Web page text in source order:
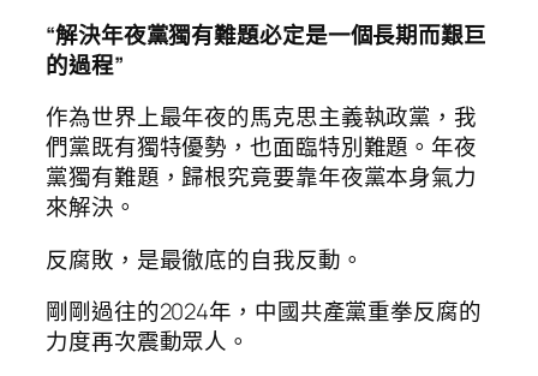
“解決年夜黨獨有難題必定是一個長期而艱巨
的過程”
作為世界上最年夜的馬克思主義執政黨，我
們黨既有獨特優勢，也面臨特別難題。年夜
黨獨有難題，歸根究竟要靠年夜黨本身氣力
來解決。
反腐敗，是最徹底的自我反動。
剛剛過往的2024年，中國共產黨重拳反腐的
力度再次震動眾人。